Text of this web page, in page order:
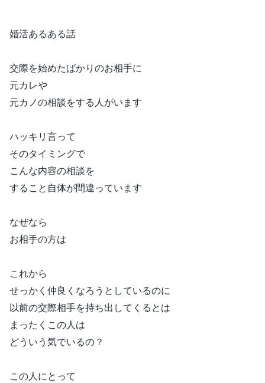
婚活あるある話
交際を始めたばかりのお相手に
元カレや
元カノの相談をする人がいます
ハッキリ言って
そのタイミングで
こんな内容の相談を
すること自体が間違っています
なぜなら
お相手の方は
これから
せっかく仲良くなろうとしているのに
以前の交際相手を持ち出してくるとは
まったくこの人は
どういう気でいるの？
この人にとって